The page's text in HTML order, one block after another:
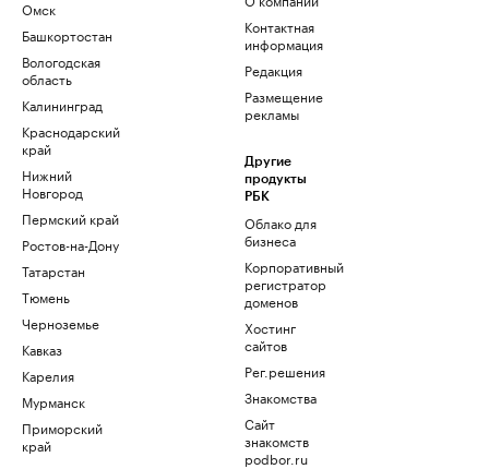
Омск
Башкортостан
Вологодская
область
Калининград
Краснодарский
край
Нижний
Новгород
Пермский край
Ростов-на-Дону
Татарстан
Тюмень
Черноземье
Кавказ
Карелия
Мурманск
Приморский
край
Контактная
информация
Редакция
Размещение
рекламы
Другие
продукты
РБК
Облако для
бизнеса
Корпоративный
регистратор
доменов
Хостинг
сайтов
Рег.решения
Знакомства
Сайт
знакомств
podbor.ru